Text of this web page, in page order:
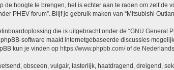
de hoogte te brengen, het is echter aan te raden om zelf
PHEV forum”. Blijf je gebruik maken van “Mitsubishi
die is uitgebracht onder de “GNU General
phpBB-software maakt internetgebaseerde discussies
kun je vinden op https://www.phpbb.com/of de
obsceen, vulgair, lasterlijk, haatdragend, dreigend,